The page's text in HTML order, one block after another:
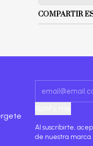
COMPARTIR
Al suscribirte,
de nuestra